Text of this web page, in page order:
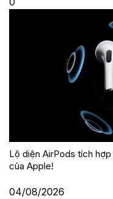
Lộ diện AirPods tích
của Apple!
04/08/2026